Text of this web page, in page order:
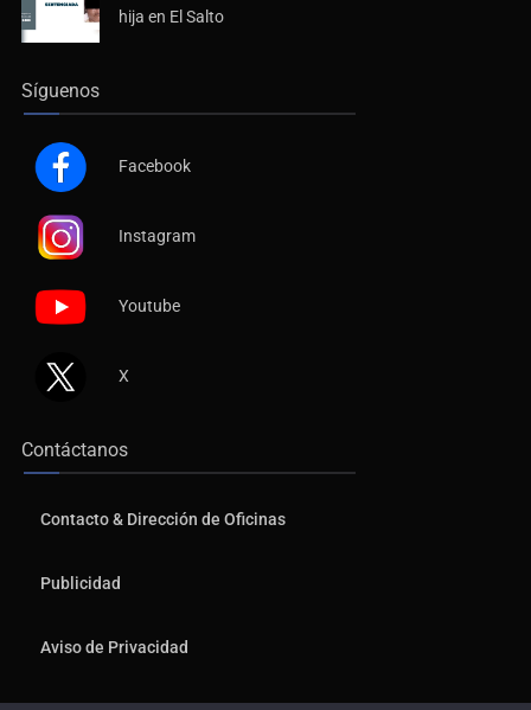
hija en El Salto
Síguenos
Facebook
Instagram
Youtube
X
Contáctanos
Contacto & Dirección de Oficinas
Publicidad
Aviso de Privacidad